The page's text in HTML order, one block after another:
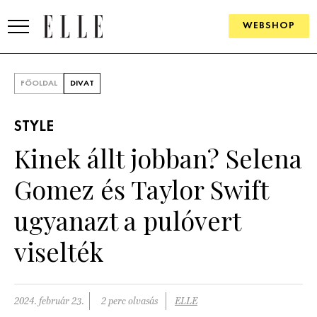
WEBSHOP
SZÉPSÉG
PSZICHÉ
PÁRKAPCSOLAT
FŐOLDAL DIVAT
STYLE
Kinek állt jobban? Selena
Gomez és Taylor Swift
ugyanazt a pulóvert
viselték
2024. február 23. 2 perc olvasás ELLE